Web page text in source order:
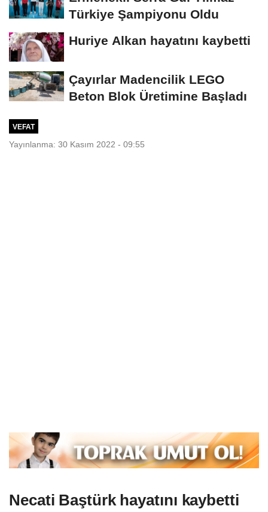
Türkiye Şampiyonu Oldu
Huriye Alkan hayatını kaybetti
Çayırlar Madencilik LEGO
Beton Blok Üretimine Başladı
VEFAT
Yayınlanma: 30 Kasım 2022 - 09:55
Necati Baştürk hayatını kaybetti